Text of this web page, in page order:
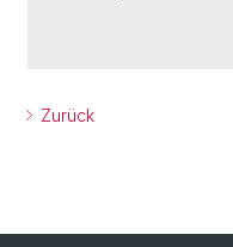
Zurück